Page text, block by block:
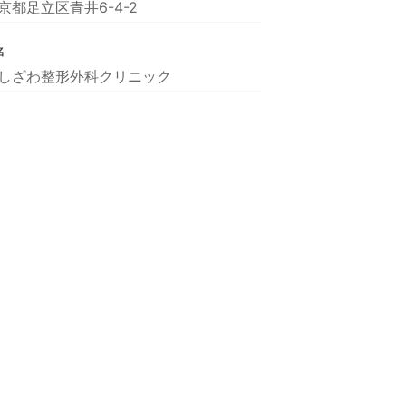
都足立区青井6-4-2
ざわ整形外科クリニック